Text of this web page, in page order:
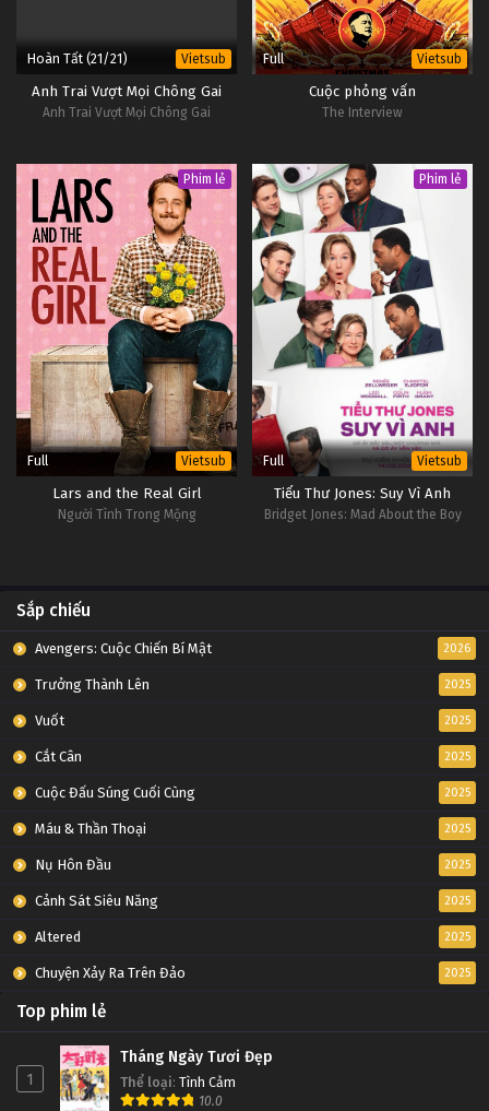
Hoàn Tất (21/21) Vietsub
Anh Trai Vượt Mọi Chông Gai
Anh Trai Vượt Mọi Chông Gai
Full Vietsub
Cuộc phỏng vấn
The Interview
Phim lẻ
Full Vietsub
Lars and the Real Girl
Người Tình Trong Mộng
Phim lẻ
Full Vietsub
Tiểu Thư Jones: Suy Vì Anh
Bridget Jones: Mad About the Boy
Sắp chiếu
Avengers: Cuộc Chiến Bí Mật 2026
Trưởng Thành Lên 2025
Vuốt 2025
Cắt Cân 2025
Cuộc Đấu Súng Cuối Cùng 2025
Máu & Thần Thoại 2025
Nụ Hôn Đầu 2025
Cảnh Sát Siêu Năng 2025
Altered 2025
Chuyện Xảy Ra Trên Đảo 2025
Top phim lẻ
1
Tháng Ngày Tươi Đẹp
Thể loại: Tình Cảm
10.0